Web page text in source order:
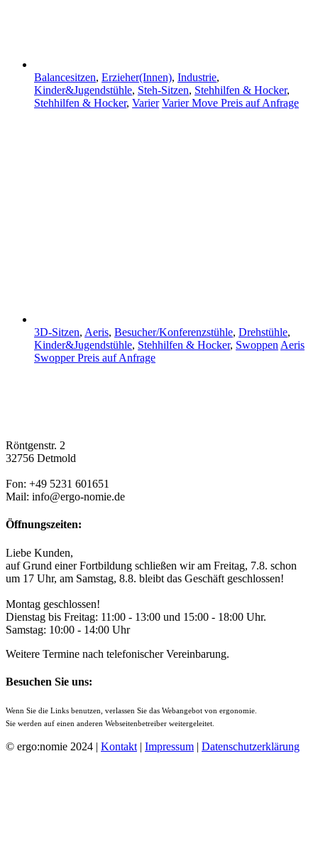
Balancesitzen, Erzieher(Innen), Industrie,
Kinder&Jugendstühle, Steh-Sitzen, Stehhilfen & Hocker,
Stehhilfen & Hocker, Varier Varier Move Preis auf Anfrage
3D-Sitzen, Aeris, Besucher/Konferenzstühle, Drehstühle,
Kinder&Jugendstühle, Stehhilfen & Hocker, Swoppen Aeris
Swopper Preis auf Anfrage
Röntgenstr. 2
32756 Detmold
Fon: +49 5231 601651
Mail: info@ergo-nomie.de
Öffnungszeiten:
Liebe Kunden,
auf Grund einer Fortbildung schließen wir am Freitag, 7.8. schon
um 17 Uhr, am Samstag, 8.8. bleibt das Geschäft geschlossen!
Montag geschlossen!
Dienstag bis Freitag: 11:00 - 13:00 und 15:00 - 18:00 Uhr.
Samstag: 10:00 - 14:00 Uhr
Weitere Termine nach telefonischer Vereinbarung.
Besuchen Sie uns:
Wenn Sie die Links benutzen, verlassen Sie das Webangebot von ergonomie.
Sie werden auf einen anderen Webseitenbetreiber weitergeleitet.
© ergo:nomie 2024 | Kontakt | Impressum | Datenschutzerklärung